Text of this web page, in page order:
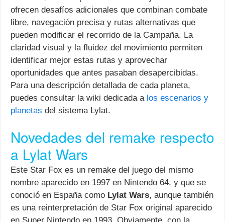
ofrecen desafíos adicionales que combinan combate
libre, navegación precisa y rutas alternativas que
pueden modificar el recorrido de la Campaña. La
claridad visual y la fluidez del movimiento permiten
identificar mejor estas rutas y aprovechar
oportunidades que antes pasaban desapercibidas.
Para una descripción detallada de cada planeta,
puedes consultar la wiki dedicada a los escenarios y
planetas del sistema Lylat.
Novedades del remake respecto
a Lylat Wars
Este Star Fox es un remake del juego del mismo
nombre aparecido en 1997 en Nintendo 64, y que se
conoció en España como Lylat Wars, aunque también
es una reinterpretación de Star Fox original aparecido